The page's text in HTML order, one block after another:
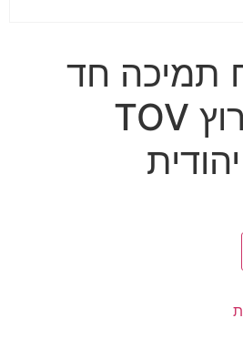
ש"ח תמיכה חד
פעמית בערוץ TOV